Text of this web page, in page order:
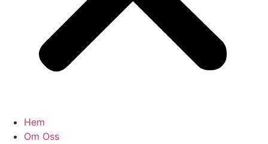
Hem
Om Oss